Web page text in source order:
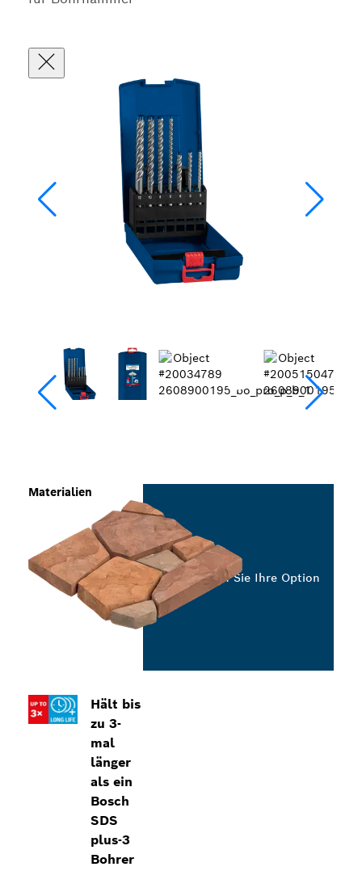
Hält bis
zu 3-
mal
länger
als ein
Bosch
SDS
plus-3
Bohrer
Materialien
Wählen Sie Ihre Option